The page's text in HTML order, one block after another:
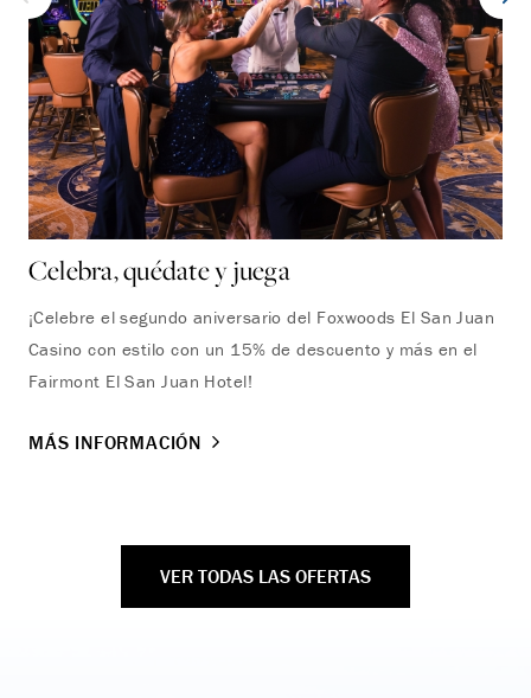
Celebra, quédate y juega
¡Celebre el segundo aniversario del Foxwoods El San Juan
Casino con estilo con un 15% de descuento y más en el
Fairmont El San Juan Hotel!
MÁS INFORMACIÓN
VER TODAS LAS OFERTAS